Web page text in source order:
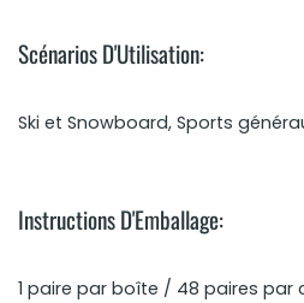
Scénarios D'Utilisation:
Ski et Snowboard, Sports
Instructions D'Emballage:
1 paire par boîte / 48 paires par